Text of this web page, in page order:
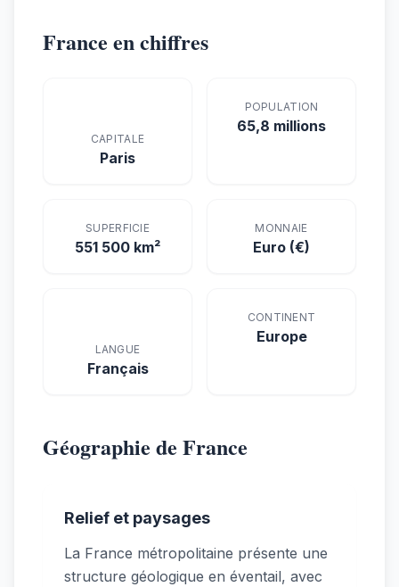
France en chiffres
CAPITALE
Paris
POPULATION
65,8 millions
SUPERFICIE
551 500 km²
MONNAIE
Euro (€)
LANGUE
Français
CONTINENT
Europe
Géographie de France
Relief et paysages
La France métropolitaine présente une
structure géologique en éventail, avec